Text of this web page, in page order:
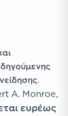
A. Monroe,
ευρέως